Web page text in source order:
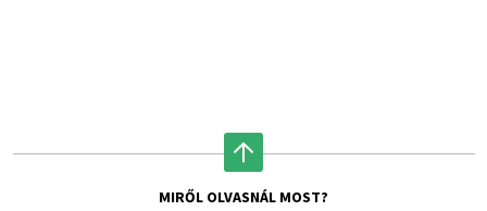
MIRŐL OLVASNÁL MOST?